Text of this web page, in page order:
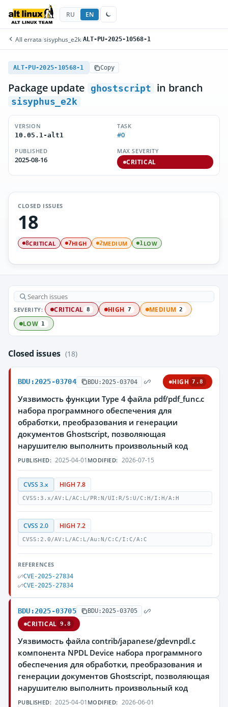
RU EN
All errata/sisyphus_e2k/ALT-PU-2025-10568-1
ALT-PU-2025-10568-1 Copy
Package update ghostscript in branch
sisyphus_e2k
VERSION
10.05.1-alt1
TASK
#0
PUBLISHED
2025-08-16
MAX SEVERITY
CRITICAL
CLOSED ISSUES
18
8CRITICAL 7HIGH 2MEDIUM 1LOW
SEVERITY: CRITICAL 8 HIGH 7 MEDIUM 2
LOW 1
Closed issues (18)
BDU:2025-03704 BDU:2025-03704 HIGH 7.8
Уязвимость функции Type 4 файла pdf/pdf_func.c
набора программного обеспечения для
обработки, преобразования и генерации
документов Ghostscript, позволяющая
нарушителю выполнить произвольный код
PUBLISHED: 2025-04-01 MODIFIED: 2026-07-15
CVSS 3.x HIGH 7.8
CVSS:3.x/AV:L/AC:L/PR:N/UI:R/S:U/C:H/I:H/A:H
CVSS 2.0 HIGH 7.2
CVSS:2.0/AV:L/AC:L/Au:N/C:C/I:C/A:C
REFERENCES
CVE-2025-27834
CVE-2025-27834
BDU:2025-03705 BDU:2025-03705
CRITICAL 9.8
Уязвимость файла contrib/japanese/gdevnpdl.c
компонента NPDL Device набора программного
обеспечения для обработки, преобразования и
генерации документов Ghostscript, позволяющая
нарушителю выполнить произвольный код
PUBLISHED: 2025-04-01 MODIFIED: 2026-06-01